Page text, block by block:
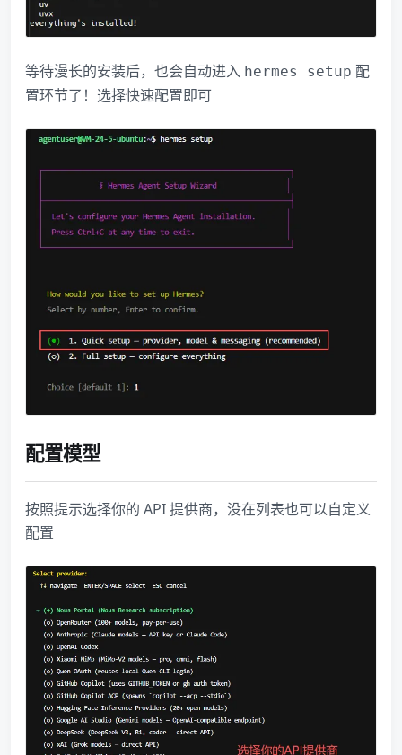
等待漫长的安装后，也会自动进入 hermes setup 配
置环节了！选择快速配置即可
配置模型
按照提示选择你的 API 提供商，没在列表也可以自定义
配置